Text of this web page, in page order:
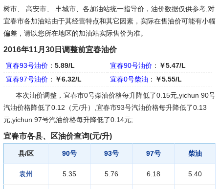
树市、 高安市、 丰城市、各加油站统一指导价，油价数据仅供参考,对
宜春市各加油站由于其经营特点和其它因素，实际在售油价可能有小幅
偏差，请以您所在地区的加油站实际售价为准。
2016年11月30日调整前宜春油价
宜春93号油价： 5.89/L 宜春90号油价 ： ￥5.47/L
宜春97号油价： ￥6.32/L 宜春0号柴油 ： ￥5.55/L
本次油价调整，宜春市0号柴油价格每升降低了0.15元,yichun 90号
汽油价格降低了0.12（元/升）,宜春市93号汽油价格每升降低了0.13
元,yichun 97号汽油价格每升降低了0.14元;
宜春市各县、区油价查询(元/升)
县/区 90号 93号 97号 柴油
袁州 5.35 5.76 6.18 5.40